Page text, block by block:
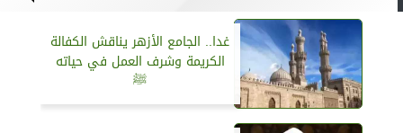
غدا.. الجامع الأزهر يناقش الكفالة
الكريمة وشرف العمل في حياته
ﷺ